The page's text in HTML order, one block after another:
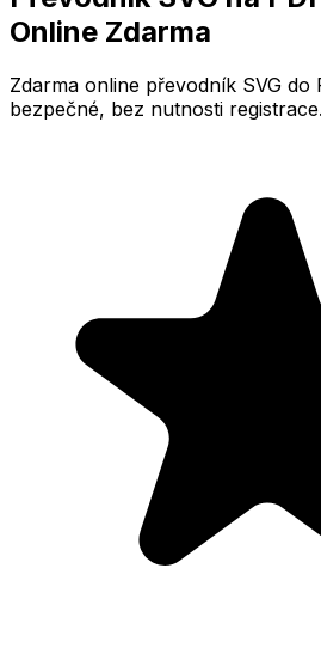
Online Zdarma
Zdarma online převodník SVG do
bezpečné, bez nutnosti registrace.